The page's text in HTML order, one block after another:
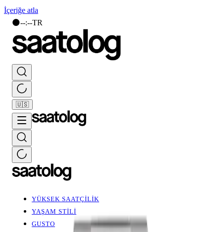
İçeriğe atla
🌑--:--TR
🇺🇸
YÜKSEK SAATÇİLİK
YAŞAM STİLİ
GUSTO